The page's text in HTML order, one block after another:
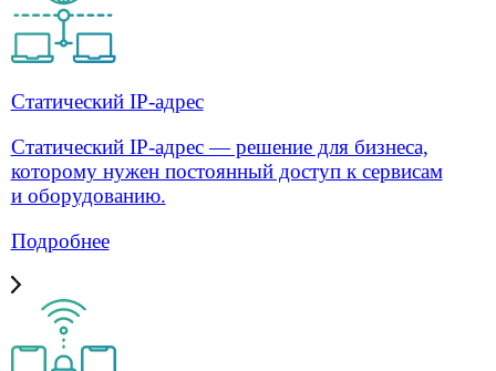
Облачное хранилище
Для банкоматов
Видеонаблюдение
Операторам связи
Организация «последней мили»
Аренда каналов L2/L3 VPN
Проектирование сетей
Аутсорсинг монтажных работ
Оборудование
О компании
Лицензии
Клиенты
Карьера